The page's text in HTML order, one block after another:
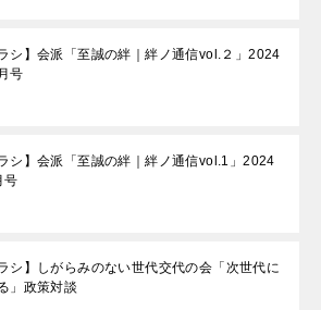
ラシ】会派「至誠の絆｜絆ノ通信vol.２」2024
号
ラシ】会派「至誠の絆｜絆ノ通信vol.1」2024
号
ラシ】しがらみのない世代交代の会「次世代に
」政策対談